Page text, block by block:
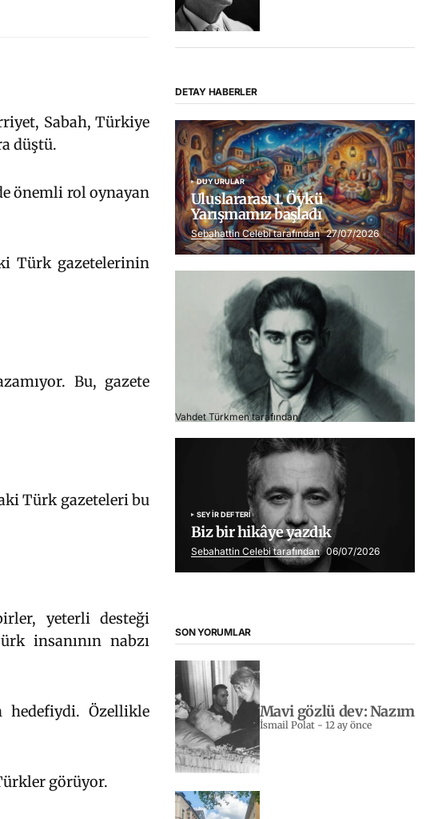
Sabah, Türkiye
düştü.
önemli rol oynayan
Türk gazetelerinin
Bu, gazete
Türk gazeteleri bu
yeterli desteği
insanının nabzı
hedefiydi. Özellikle
görüyor.
DETAY HABERLER
DUYURULAR
Uluslararası 1. Öykü
Yarışmamız başladı
Sebahattin Celebi tarafından 27/07/2026
Franz Kafka
Vahdet Türkmen tarafından 06/07/2026
SEYIR DEFTERI
Biz bir hikâye yazdık
Sebahattin Celebi tarafından 06/07/2026
SON YORUMLAR
Mavi gözlü dev: Nazım
İsmail Polat- 12 ay önce